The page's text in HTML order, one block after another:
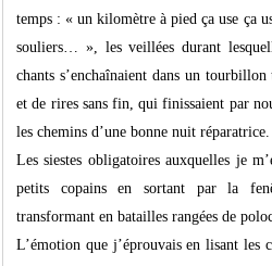
temps : « un kilomètre à pied ça use ça
souliers… », les veillées durant
chants s’enchaînaient dans un
et de rires sans fin, qui finissaient par
les chemins d’une bonne nuit réparatrice.
Les siestes obligatoires auxquelles je
petits copains en sortant par la
transformant en batailles rangées de
L’émotion que j’éprouvais en lisant les